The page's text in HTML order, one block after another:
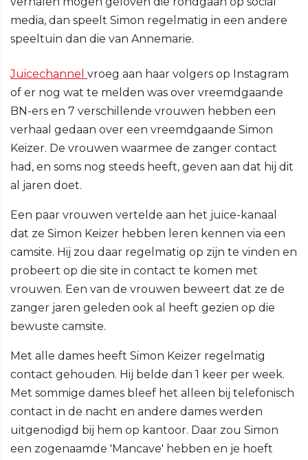
media, dan speelt Simon regelmatig in een andere
speeltuin dan die van Annemarie.
Juicechannel vroeg aan haar volgers op Instagram
of er nog wat te melden was over vreemdgaande
BN-ers en 7 verschillende vrouwen hebben een
verhaal gedaan over een vreemdgaande Simon
Keizer. De vrouwen waarmee de zanger contact
had, en soms nog steeds heeft, geven aan dat hij dit
al jaren doet.
Een paar vrouwen vertelde aan het juice-kanaal
dat ze Simon Keizer hebben leren kennen via een
camsite. Hij zou daar regelmatig op zijn te vinden en
probeert op die site in contact te komen met
vrouwen. Een van de vrouwen beweert dat ze de
zanger jaren geleden ook al heeft gezien op die
bewuste camsite.
Met alle dames heeft Simon Keizer regelmatig
contact gehouden. Hij belde dan 1 keer per week.
Met sommige dames bleef het alleen bij telefonisch
contact in de nacht en andere dames werden
uitgenodigd bij hem op kantoor. Daar zou Simon
een zogenaamde 'Mancave' hebben en je hoeft